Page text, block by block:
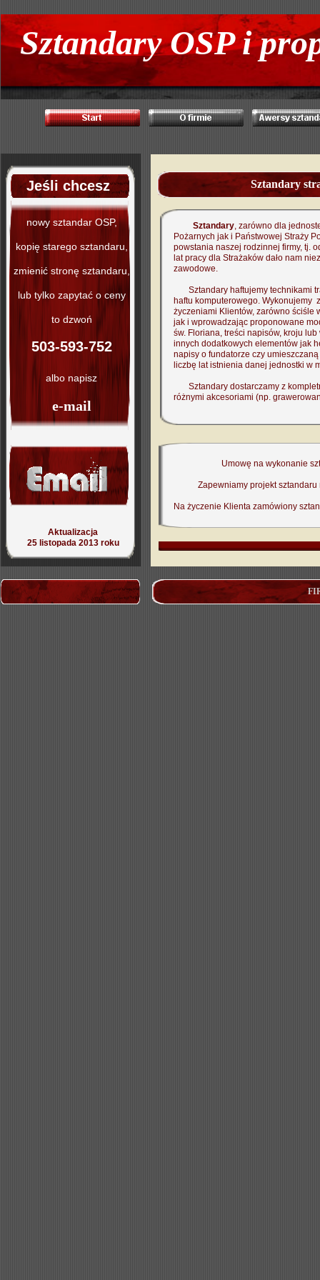
Sztandary OSP i
Jeśli chcesz
nowy sztandar OSP,
kopię starego sztandaru,
zmienić stronę sztandaru,
lub tylko zapytać o ceny
to dzwoń
503-593-752
albo napisz
e-mail
Sztandary
Sztandary, zarówno dla
Pożarnych jak i Państwowej Straży
powstania naszej rodzinnej firmy, tj.
lat pracy dla Strażaków dało nam
zawodowe.
Sztandary haftujemy technikami
haftu komputerowego. Wykonujemy
życzeniami Klientów, zarówno ściśle
jak i wprowadzając proponowane
św. Floriana, treści napisów, kroju lub
innych dodatkowych elementów jak
napisy o fundatorze czy
liczbę lat istnienia danej jednostki w
Sztandary dostarczamy z
różnymi akcesoriami (np.
Umowę na wykonanie
Zapewniamy projekt
Na życzenie Klienta zamówiony
Aktualizacja
25 listopada 2013 roku